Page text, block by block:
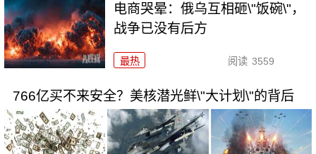
电商哭晕：俄乌互相砸\"饭碗\"，
战争已没有后方
最热 阅读 3559
766亿买不来安全？美核潜光鲜\"大计划\"的背后